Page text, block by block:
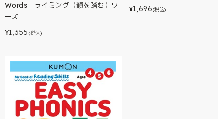
Words ライミング（韻を踏む）ワ
ーズ
¥1,355 (税込)
¥1,696(税込)